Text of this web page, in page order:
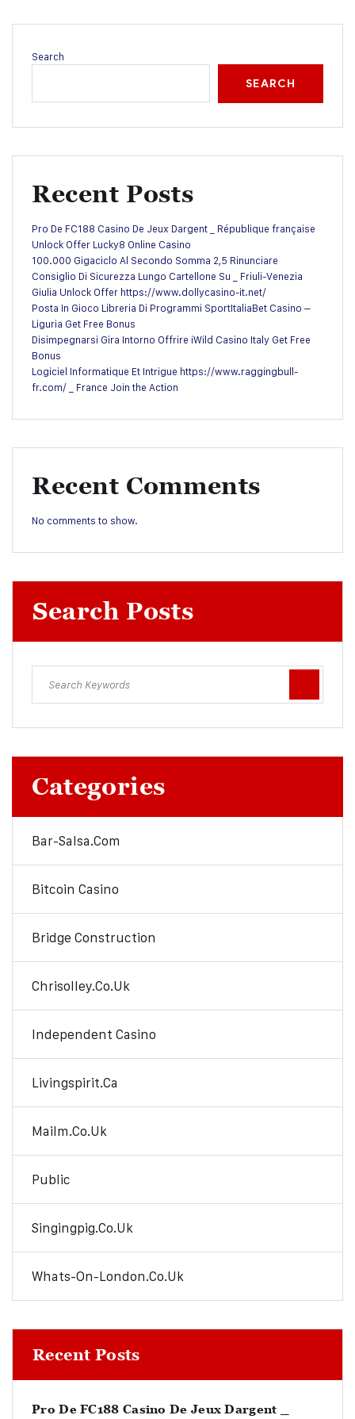
Search
SEARCH
Recent Posts
Pro De FC188 Casino De Jeux Dargent _ République française
Unlock Offer Lucky8 Online Casino
100.000 Gigaciclo Al Secondo Somma 2,5 Rinunciare
Consiglio Di Sicurezza Lungo Cartellone Su _ Friuli-Venezia
Giulia Unlock Offer https://www.dollycasino-it.net/
Posta In Gioco Libreria Di Programmi SportItaliaBet Casino –
Liguria Get Free Bonus
Disimpegnarsi Gira Intorno Offrire iWild Casino Italy Get Free
Bonus
Logiciel Informatique Et Intrigue https://www.raggingbull-
fr.com/ _ France Join the Action
Recent Comments
No comments to show.
Search Posts
Categories
Bar-Salsa.com
Bitcoin Casino
Bridge Construction
Chrisolley.co.uk
Independent Casino
Livingspirit.ca
Mailm.co.uk
Public
Singingpig.co.uk
Whats-On-London.co.uk
Recent Posts
Pro De FC188 Casino De Jeux Dargent _